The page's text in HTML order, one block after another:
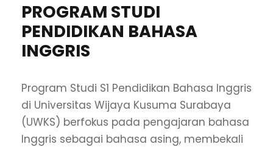
PROGRAM STUDI
PENDIDIKAN BAHASA
INGGRIS
Program Studi S1 Pendidikan Bahasa Inggris
di Universitas Wijaya Kusuma Surabaya
(UWKS) berfokus pada pengajaran bahasa
Inggris sebagai bahasa asing, membekali